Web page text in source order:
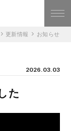
更新情報 お知らせ
2026.03.03
た